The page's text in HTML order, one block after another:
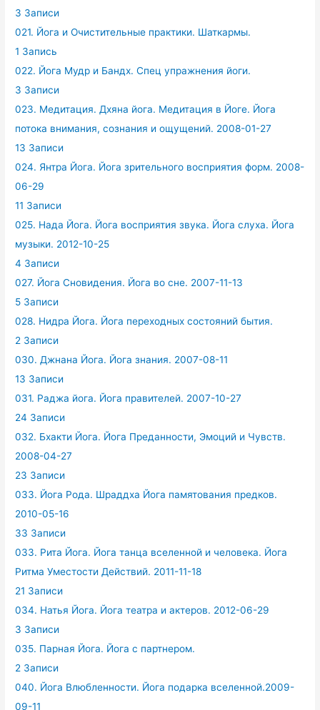
3 Записи
021. Йога и Очистительные практики. Шаткармы.
1 Запись
022. Йога Мудр и Бандх. Спец упражнения йоги.
3 Записи
023. Медитация. Дхяна йога. Медитация в Йоге. Йога
потока внимания, сознания и ощущений. 2008-01-27
13 Записи
024. Янтра Йога. Йога зрительного восприятия форм. 2008-
06-29
11 Записи
025. Нада Йога. Йога восприятия звука. Йога слуха. Йога
музыки. 2012-10-25
4 Записи
027. Йога Сновидения. Йога во сне. 2007-11-13
5 Записи
028. Нидра Йога. Йога переходных состояний бытия.
2 Записи
030. Джнана Йога. Йога знания. 2007-08-11
13 Записи
031. Раджа йога. Йога правителей. 2007-10-27
24 Записи
032. Бхакти Йога. Йога Преданности, Эмоций и Чувств.
2008-04-27
23 Записи
033. Йога Рода. Шраддха Йога памятования предков.
2010-05-16
33 Записи
033. Рита Йога. Йога танца вселенной и человека. Йога
Ритма Уместости Действий. 2011-11-18
21 Записи
034. Натья Йога. Йога театра и актеров. 2012-06-29
3 Записи
035. Парная Йога. Йога с партнером.
2 Записи
040. Йога Влюбленности. Йога подарка вселенной.2009-
09-11